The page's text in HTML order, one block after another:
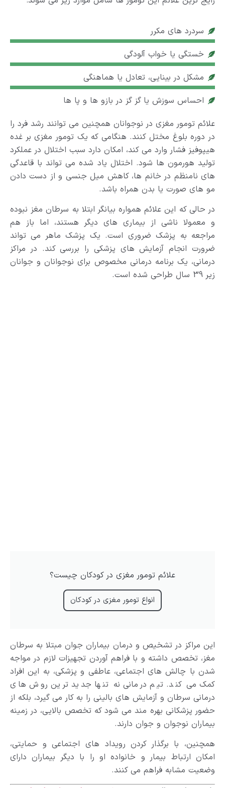
سردرد های مکرر
خستگی یا خواب آلودگی
مشکل در بینایی، تعادل یا هماهنگی
احساس سوزش یا گز گز در بازو ها و پا ها
علائم تومور مغزی در نوجوانان همچنین می توانند رشد فرد را
در دوره بلوغ مختل کنند. هنگامی که یک تومور مغزی بر غده
هیپوفیز فشار وارد می کند، امکان دارد سبب اختلال در عملکرد
تولید هورمون ها شود. اختلال یاد شده می تواند با قاعدگی
های نامنظم در خانم ها، کاهش میل جنسی و از دست دادن
مو های صورت یا بدن همراه باشد.
در حالی که این علائم همواره بیانگر ابتلا به سرطان مغز نبوده
و معمولا ناشی از بیماری های دیگر هستند، اما باز هم
مراجعه به پزشک ضروری است. یک پزشک ماهر می تواند
ضرورت انجام آزمایش های پزشکی را بررسی کند. در مراکز
درمانی، یک برنامه درمانی مخصوص برای نوجوانان و جوانان
زیر 39 سال طراحی شده است.
علائم تومور مغزی در کودکان چیست؟
انواع تومور مغزی در کودکان
این مراکز در تشخیص و درمان بیماران جوان مبتلا به سرطان
مغز، تخصص داشته و با فراهم آوردن تجهیزات لازم در مواجه
شدن با چالش های اجتماعی، عاطفی و پزشکی، به این افراد
کمک می کند. تیم درمانی نه تنها جدید ترین روش های
درمانی سرطان و آزمایش های بالینی را به کار می گیرد، بلکه از
حضور پزشکانی بهره مند می شود که تخصص بالایی، در زمینه
بیماران نوجوان و جوان دارند.
همچنین، با برگذار کردن رویداد های اجتماعی و حمایتی،
امکان ارتباط بیمار و خانواده او را با دیگر بیماران دارای
وضعیت مشابه فراهم می کنند.